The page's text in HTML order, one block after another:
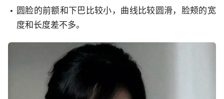
圆脸的前额和下巴比较小，曲线比较圆滑，脸颊的宽
度和长度差不多。